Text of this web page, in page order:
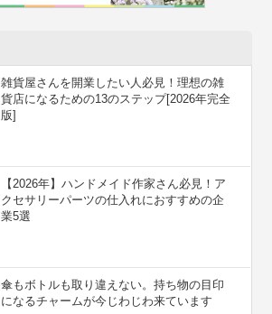
雑貨屋さんを開業したい人必見！理想の雑
貨店になるための13のステップ[2026年完全
版]
【2026年】ハンドメイド作家さん必見！ア
クセサリーパーツの仕入れにおすすめの企
業5選
傘もボトルも取り違えない。持ち物の目印
になるチャームが今じわじわ来ています